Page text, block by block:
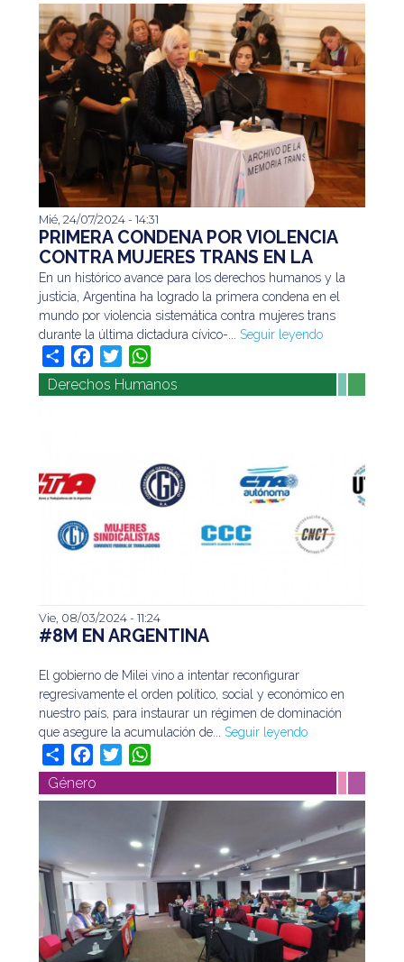
En un histórico avance para los derechos humanos y
la justicia, Argentina ha logrado la primera condena
en el mundo por violencia sistemática contra mujeres
trans durante la última dictadura cívico-...Seguir
leyendo
Mié, 24/07/2024 - 14:31
PRIMERA CONDENA POR VIOLENCIA
CONTRA MUJERES TRANS EN LA
DICTADURA
En un histórico avance para los derechos humanos y la
justicia, Argentina ha logrado la primera condena en el
mundo por violencia sistemática contra mujeres trans
durante la última dictadura cívico-... Seguir leyendo
Share Facebook
Twitter
Derechos Humanos
El gobierno de Milei vino a intentar reconfigurar
regresivamente el orden político, social y económico
dominación que asegure la acumulación de...
leyendo
Vie, 08/03/2024 - 11:24
#8M EN ARGENTINA
El gobierno de Milei vino a intentar reconfigurar
regresivamente el orden político, social y económico en
nuestro país, para instaurar un régimen de dominación
que asegure la acumulación de... Seguir leyendo
Share Facebook
Twitter
Género